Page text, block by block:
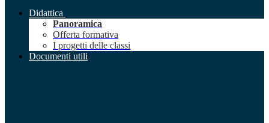
Didattica
Panoramica
Offerta formativa
I progetti delle classi
Documenti utili